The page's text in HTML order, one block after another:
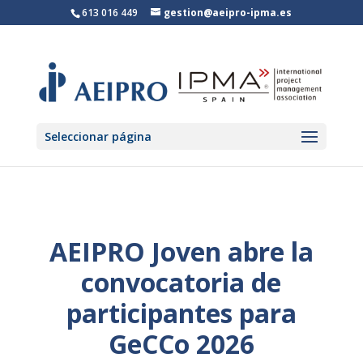
613 016 449 gestion@aeipro-ipma.es
Seleccionar página
AEIPRO Joven abre la
convocatoria de
participantes para
GeCCo 2026